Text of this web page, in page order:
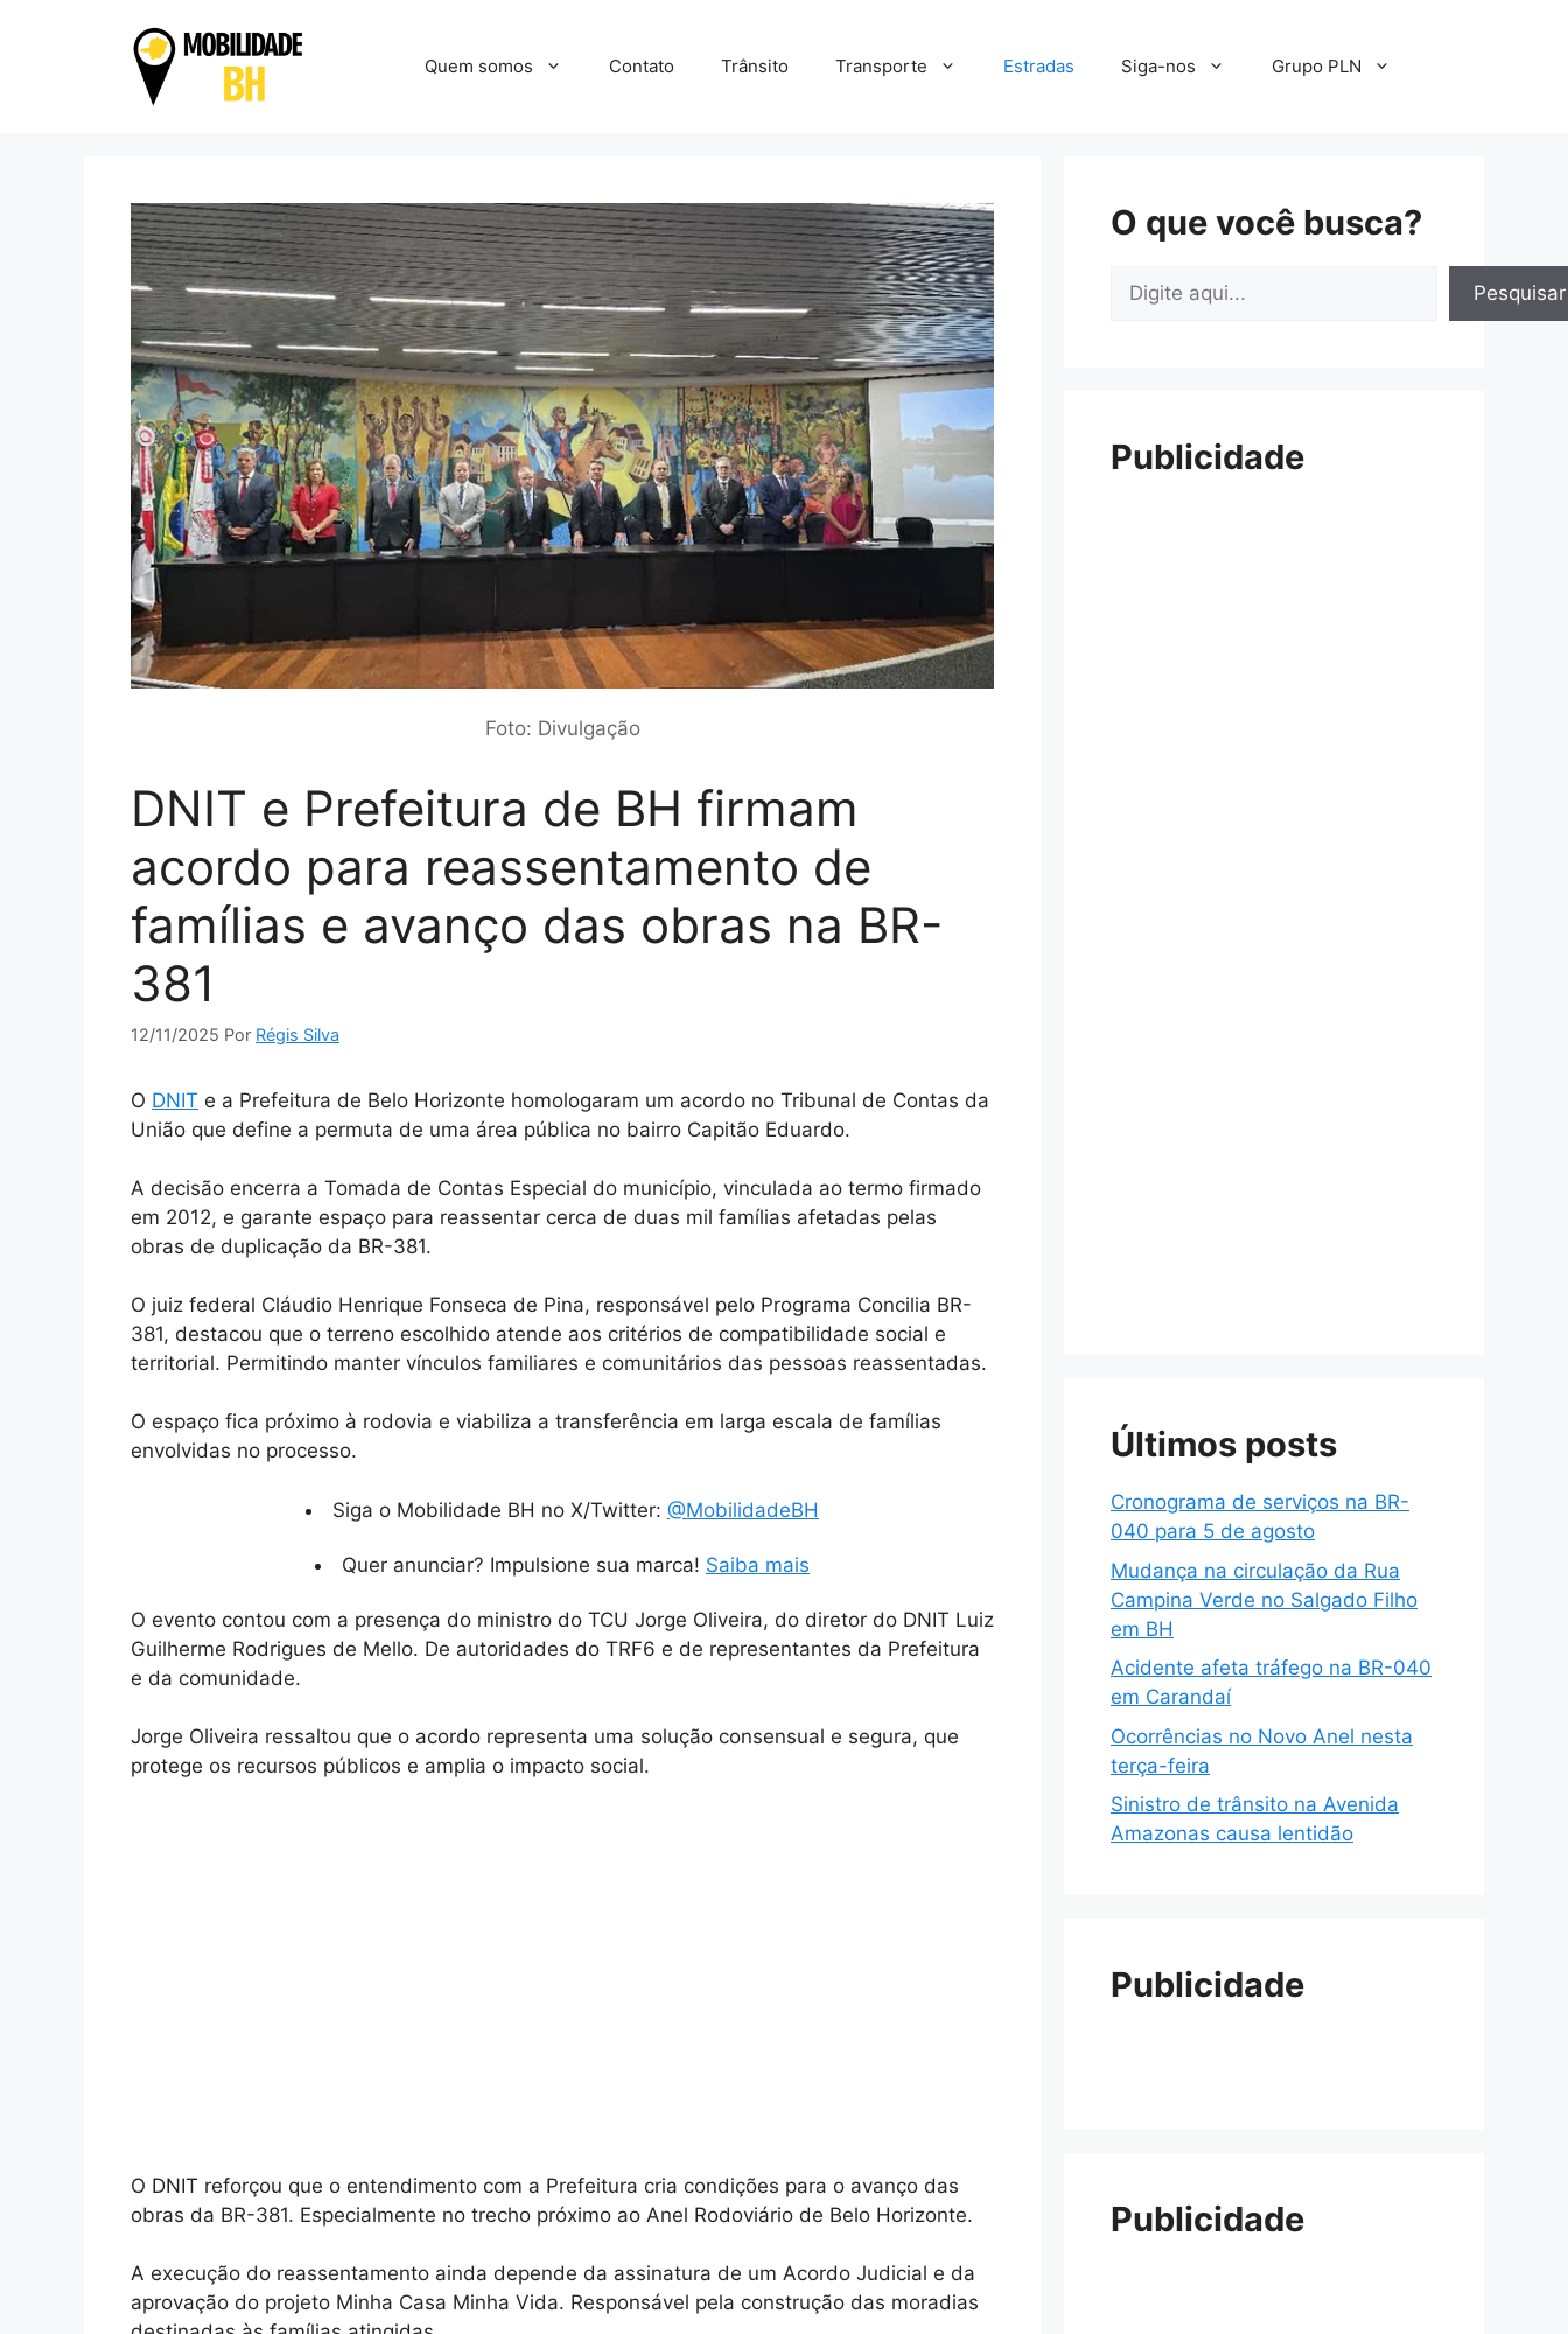
Quem somos Contato Trânsito Transporte Estradas Siga-nos Grupo PLN
Foto: Divulgação
DNIT e Prefeitura de BH firmam
acordo para reassentamento de
famílias e avanço das obras na BR-
381
12/11/2025 Por Régis Silva
O DNIT e a Prefeitura de Belo Horizonte homologaram um acordo no Tribunal de Contas da
União que define a permuta de uma área pública no bairro Capitão Eduardo.
A decisão encerra a Tomada de Contas Especial do município, vinculada ao termo firmado
em 2012, e garante espaço para reassentar cerca de duas mil famílias afetadas pelas
obras de duplicação da BR-381.
O juiz federal Cláudio Henrique Fonseca de Pina, responsável pelo Programa Concilia BR-
381, destacou que o terreno escolhido atende aos critérios de compatibilidade social e
territorial. Permitindo manter vínculos familiares e comunitários das pessoas reassentadas.
O espaço fica próximo à rodovia e viabiliza a transferência em larga escala de famílias
envolvidas no processo.
Siga o Mobilidade BH no X/Twitter: @MobilidadeBH
Quer anunciar? Impulsione sua marca! Saiba mais
O evento contou com a presença do ministro do TCU Jorge Oliveira, do diretor do DNIT Luiz
Guilherme Rodrigues de Mello. De autoridades do TRF6 e de representantes da Prefeitura
e da comunidade.
Jorge Oliveira ressaltou que o acordo representa uma solução consensual e segura, que
protege os recursos públicos e amplia o impacto social.
O DNIT reforçou que o entendimento com a Prefeitura cria condições para o avanço das
obras da BR-381. Especialmente no trecho próximo ao Anel Rodoviário de Belo Horizonte.
A execução do reassentamento ainda depende da assinatura de um Acordo Judicial e da
aprovação do projeto Minha Casa Minha Vida. Responsável pela construção das moradias
O que você busca?
Pesquisar
Pesquisar
Publicidade
Últimos posts
Cronograma de serviços na BR-
040 para 5 de agosto
Mudança na circulação da Rua
Campina Verde no Salgado Filho
em BH
Acidente afeta tráfego na BR-040
em Carandaí
Ocorrências no Novo Anel nesta
terça-feira
Sinistro de trânsito na Avenida
Amazonas causa lentidão
Publicidade
Publicidade